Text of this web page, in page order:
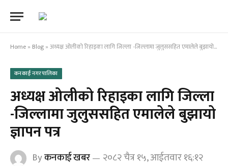
Home » Blog » अध्यक्ष ओलीको रिहाइका लागि जिल्ला -जिल्लामा जुलुससहित एमालेले बुझायो ज्ञापन पत्र
कनकाई नगरपालिका
अध्यक्ष ओलीको रिहाइका लागि जिल्ला
-जिल्लामा जुलुससहित एमालेले बुझायो
ज्ञापन पत्र
Byकनकाई खबर
२०८२ चैत्र १५, आईतवार १६:१२